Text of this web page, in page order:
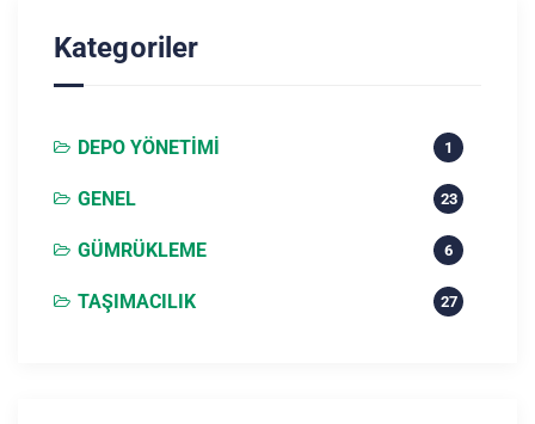
Kategoriler
DEPO YÖNETIMI 1
GENEL 23
GÜMRÜKLEME 6
TAŞIMACILIK 27